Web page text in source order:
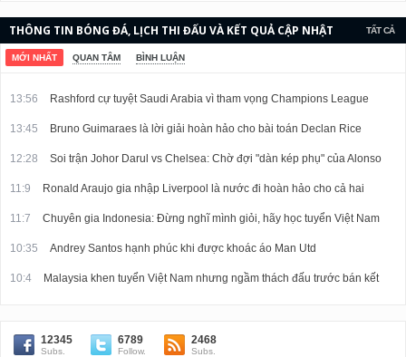
TẤT CẢ
THÔNG TIN BÓNG ĐÁ, LỊCH THI ĐẤU VÀ KẾT QUẢ CẬP NHẬT
LIÊN TỤC.
MỚI NHẤT QUAN TÂM BÌNH LUẬN
13:56 Rashford cự tuyệt Saudi Arabia vì tham vọng Champions League
13:45 Bruno Guimaraes là lời giải hoàn hảo cho bài toán Declan Rice
12:28 Soi trận Johor Darul vs Chelsea: Chờ đợi "dàn kép phụ" của Alonso
11:9 Ronald Araujo gia nhập Liverpool là nước đi hoàn hảo cho cả hai
11:7 Chuyên gia Indonesia: Đừng nghĩ mình giỏi, hãy học tuyển Việt Nam
10:35 Andrey Santos hạnh phúc khi được khoác áo Man Utd
10:4 Malaysia khen tuyển Việt Nam nhưng ngầm thách đấu trước bán kết
12345
Subs.
6789
Follow.
2468
Subs.